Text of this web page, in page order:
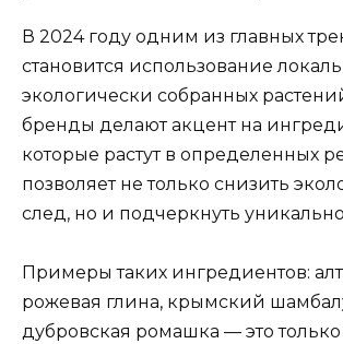
В 2024 году одним из главных
становится использование
экологически собранных
бренды делают акцент на
которые растут в определенных
позволяет не только снизить
след, но и подчеркнуть
Примеры таких ингредиентов:
рожевая глина, крымский
дубровская ромашка — это только